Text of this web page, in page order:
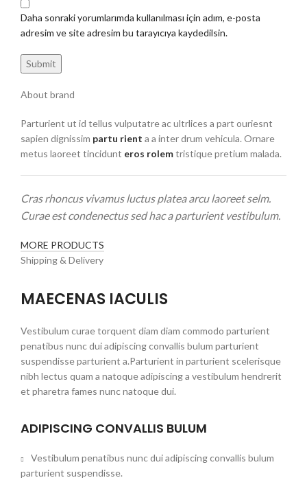
Daha sonraki yorumlarımda kullanılması için adım, e-posta
adresim ve site adresim bu tarayıcıya kaydedilsin.
About brand
Parturient ut id tellus vulputatre ac ultrlices a part ouriesnt
sapien dignissim partu rient a a inter drum vehicula. Ornare
metus laoreet tincidunt eros rolemtristique pretium malada.
Cras rhoncus vivamus luctus platea arcu laoreet selm.
Curae est condenectus sed hac a parturient vestibulum.
MORE PRODUCTS
Shipping & Delivery
MAECENAS IACULIS
Vestibulum curae torquent diam diam commodo parturient
penatibus nunc dui adipiscing convallis bulum parturient
suspendisse parturient a.Parturient in parturient scelerisque
nibh lectus quam a natoque adipiscing a vestibulum hendrerit
et pharetra fames nunc natoque dui.
ADIPISCING CONVALLIS BULUM
Vestibulum penatibus nunc dui adipiscing convallis bulum
parturient suspendisse.